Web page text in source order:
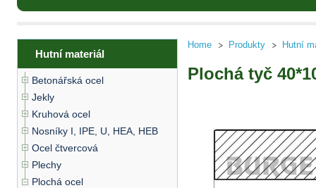
Hutní materiál
Betonářská ocel
Jekly
Kruhová ocel
Nosníky I, IPE, U, HEA, HEB
Ocel čtvercová
Plechy
Plochá ocel
Home Produkty Hutní
Plochá tyč